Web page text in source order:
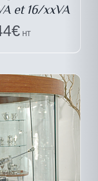
et 16/xxVA
€ HT